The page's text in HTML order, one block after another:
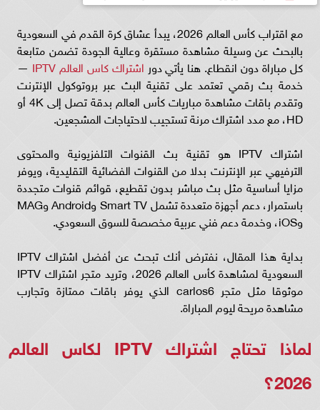
مع اقتراب كأس العالم 2026، يبدأ عشاق كرة القدم في السعودية
بالبحث عن وسيلة مشاهدة مستقرة وعالية الجودة تضمن متابعة
كل مباراة دون انقطاع. هنا يأتي دور اشتراك كاس العالم IPTV
—
خدمة بث رقمي تعتمد على تقنية البث عبر بروتوكول الإنترنت
وتقدم باقات مشاهدة مباريات كأس العالم بدقة تصل إلى 4K أو
HD، مع مدد اشتراك مرنة تستجيب لاحتياجات المشجعين.
اشتراك IPTV هو تقنية بث القنوات التلفزيونية والمحتوى
الترفيهي عبر الإنترنت بدلا من القنوات الفضائية التقليدية، ويوفر
مزايا أساسية مثل بث مباشر بدون تقطيع، قوائم قنوات متجددة
باستمرار، دعم أجهزة متعددة تشمل Smart TV وAndroid وMAG
وiOS، وخدمة دعم فني عربية مخصصة للسوق السعودي.
بداية هذا المقال، نفترض أنك تبحث عن أفضل اشتراك IPTV
السعودية لمشاهدة كأس العالم 2026، وتريد متجر اشتراك IPTV
موثوقا مثل متجر carlos6 الذي يوفر باقات ممتازة وتجارب
مشاهدة مريحة ليوم المباراة.
لماذا تحتاج اشتراك IPTV لكاس العالم
2026؟